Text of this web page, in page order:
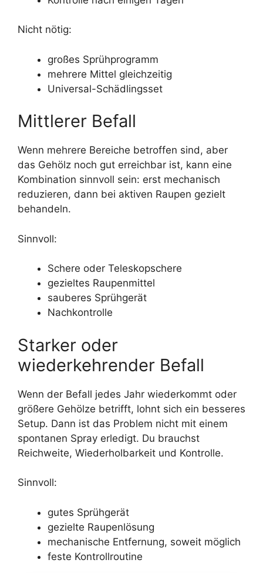
Nicht nötig:
großes Sprühprogramm
mehrere Mittel gleichzeitig
Universal-Schädlingsset
Mittlerer Befall
Wenn mehrere Bereiche betroffen sind, aber
das Gehölz noch gut erreichbar ist, kann eine
Kombination sinnvoll sein: erst mechanisch
reduzieren, dann bei aktiven Raupen gezielt
behandeln.
Sinnvoll:
Schere oder Teleskopschere
gezieltes Raupenmittel
sauberes Sprühgerät
Nachkontrolle
Starker oder
wiederkehrender Befall
Wenn der Befall jedes Jahr wiederkommt oder
größere Gehölze betrifft, lohnt sich ein besseres
Setup. Dann ist das Problem nicht mit einem
spontanen Spray erledigt. Du brauchst
Reichweite, Wiederholbarkeit und Kontrolle.
Sinnvoll:
gutes Sprühgerät
gezielte Raupenlösung
mechanische Entfernung, soweit möglich
feste Kontrollroutine